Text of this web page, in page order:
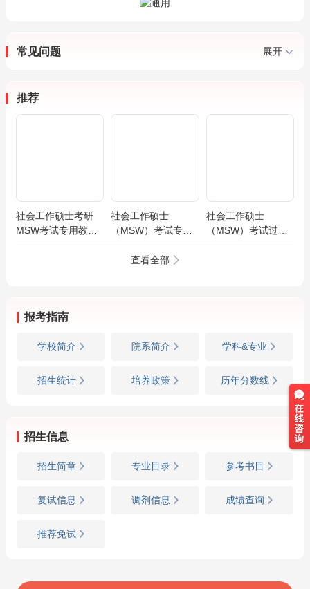
常见问题 展开
推荐
社会工作硕士考研
MSW考试专用教材
社会工作硕士
（MSW）考试专用
社会工作硕士
（MSW）考试过关
查看全部
报考指南
学校简介 院系简介 学科&专业
招生统计 培养政策 历年分数线
招生信息
招生简章 专业目录 参考书目
复试信息 调剂信息 成绩查询
推荐免试